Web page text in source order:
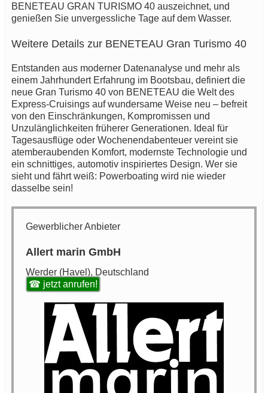
BENETEAU GRAN TURISMO 40 auszeichnet, und
genießen Sie unvergessliche Tage auf dem Wasser.
Weitere Details zur BENETEAU Gran Turismo 40
Entstanden aus moderner Datenanalyse und mehr als
einem Jahrhundert Erfahrung im Bootsbau, definiert die
neue Gran Turismo 40 von BENETEAU die Welt des
Express-Cruisings auf wundersame Weise neu – befreit
von den Einschränkungen, Kompromissen und
Unzulänglichkeiten früherer Generationen. Ideal für
Tagesausflüge oder Wochenendabenteuer vereint sie
atemberaubenden Komfort, modernste Technologie und
ein schnittiges, automotiv inspiriertes Design. Wer sie
sieht und fährt weiß: Powerboating wird nie wieder
dasselbe sein!
Gewerblicher Anbieter
Allert marin GmbH
Werder (Havel), Deutschland
☎ jetzt anrufen!